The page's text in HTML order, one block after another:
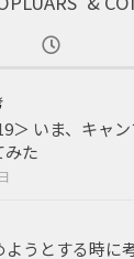
＞ いま、キャ
みた
ようとする時に